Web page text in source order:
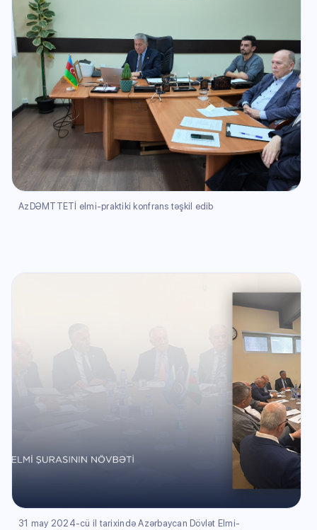
AzDƏMTTETİ elmi-praktiki konfrans təşkil edib
31 may 2024-cü il tarixində Azərbaycan Dövlət Elmi-